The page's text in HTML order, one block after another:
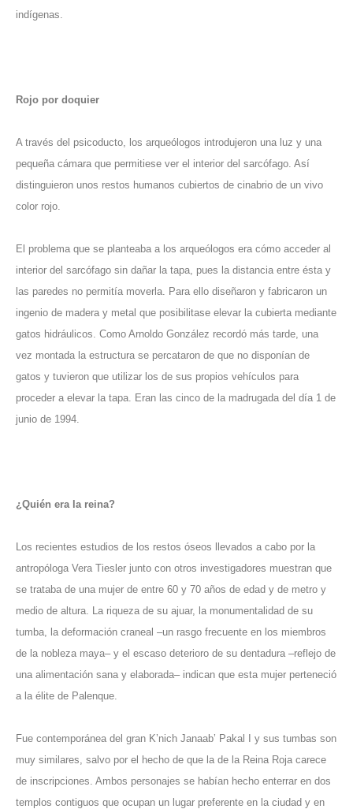
indígenas.
Rojo por doquier
A través del psicoducto, los arqueólogos introdujeron una luz y una
pequeña cámara que permitiese ver el interior del sarcófago. Así
distinguieron unos restos humanos cubiertos de cinabrio de un vivo
color rojo.
El problema que se planteaba a los arqueólogos era cómo acceder al
interior del sarcófago sin dañar la tapa, pues la distancia entre ésta y
las paredes no permitía moverla. Para ello diseñaron y fabricaron un
ingenio de madera y metal que posibilitase elevar la cubierta mediante
gatos hidráulicos. Como Arnoldo González recordó más tarde, una
vez montada la estructura se percataron de que no disponían de
gatos y tuvieron que utilizar los de sus propios vehículos para
proceder a elevar la tapa. Eran las cinco de la madrugada del día 1 de
junio de 1994.
¿Quién era la reina?
Los recientes estudios de los restos óseos llevados a cabo por la
antropóloga Vera Tiesler junto con otros investigadores muestran que
se trataba de una mujer de entre 60 y 70 años de edad y de metro y
medio de altura. La riqueza de su ajuar, la monumentalidad de su
tumba, la deformación craneal –un rasgo frecuente en los miembros
de la nobleza maya– y el escaso deterioro de su dentadura –reflejo de
una alimentación sana y elaborada– indican que esta mujer perteneció
a la élite de Palenque.
Fue contemporánea del gran K’nich Janaab’ Pakal I y sus tumbas son
muy similares, salvo por el hecho de que la de la Reina Roja carece
de inscripciones. Ambos personajes se habían hecho enterrar en dos
templos contiguos que ocupan un lugar preferente en la ciudad y en